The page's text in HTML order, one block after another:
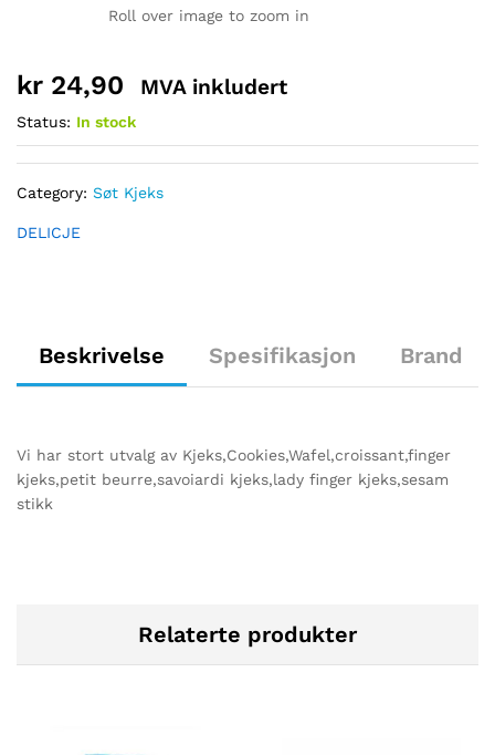
Roll over image to zoom in
kr 24,90 MVA inkludert
Status: In stock
Category: Søt Kjeks
DELICJE
Beskrivelse Spesifikasjon Brand
Vi har stort utvalg av Kjeks,Cookies,Wafel,croissant,finger
kjeks,petit beurre,savoiardi kjeks,lady finger kjeks,sesam
stikk
Relaterte produkter